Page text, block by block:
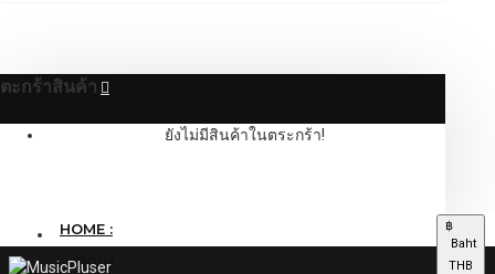
ตะกร้าสินค้า
ยังไม่มีสินค้าในตระกร้า!
HOME :
LOGIN
฿
Baht
THB